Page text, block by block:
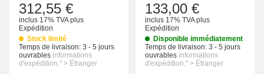
312,55 €
inclus 17% TVAplus
Expédition
Stock limité
Temps de livraison: 3 - 5 jours
ouvrables informations
d'expédition." > Étranger
133,00 €
inclus 17% TVAplus
Expédition
Disponible immédiatement
Temps de livraison: 3 - 5 jours
ouvrables informations
d'expédition." > Étranger